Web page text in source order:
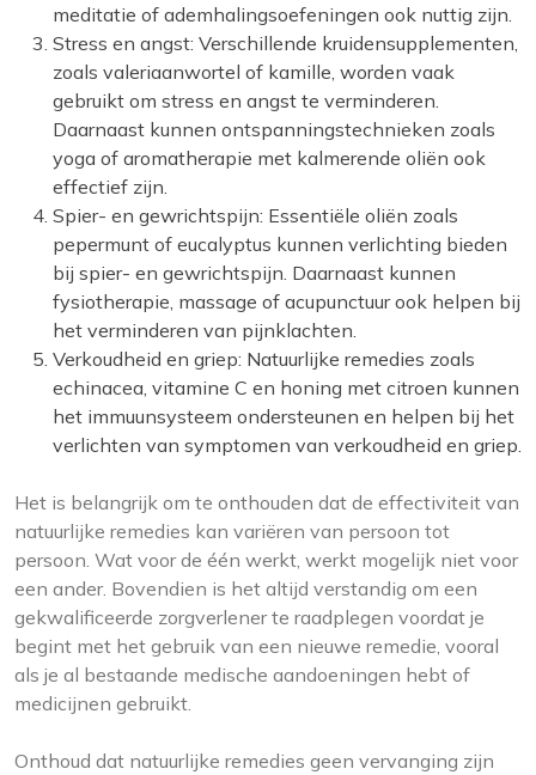
meditatie of ademhalingsoefeningen ook nuttig zijn.
Stress en angst: Verschillende kruidensupplementen,
zoals valeriaanwortel of kamille, worden vaak
gebruikt om stress en angst te verminderen.
Daarnaast kunnen ontspanningstechnieken zoals
yoga of aromatherapie met kalmerende oliën ook
effectief zijn.
Spier- en gewrichtspijn: Essentiële oliën zoals
pepermunt of eucalyptus kunnen verlichting bieden
bij spier- en gewrichtspijn. Daarnaast kunnen
fysiotherapie, massage of acupunctuur ook helpen bij
het verminderen van pijnklachten.
Verkoudheid en griep: Natuurlijke remedies zoals
echinacea, vitamine C en honing met citroen kunnen
het immuunsysteem ondersteunen en helpen bij het
verlichten van symptomen van verkoudheid en griep.
Het is belangrijk om te onthouden dat de effectiviteit van
natuurlijke remedies kan variëren van persoon tot
persoon. Wat voor de één werkt, werkt mogelijk niet voor
een ander. Bovendien is het altijd verstandig om een
gekwalificeerde zorgverlener te raadplegen voordat je
begint met het gebruik van een nieuwe remedie, vooral
als je al bestaande medische aandoeningen hebt of
medicijnen gebruikt.
Onthoud dat natuurlijke remedies geen vervanging zijn